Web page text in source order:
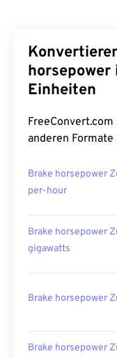
horsepower
Einheiten
anderen
Brake horsepower
per-hour
Brake horsepower
gigawatts
Brake horsepower
Brake horsepower